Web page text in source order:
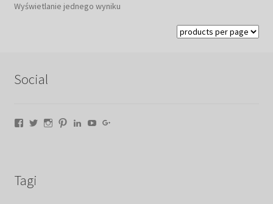
Wyświetlanie jednego wyniku
Social
Facebook
TwitterInstagram
PinterestLinkedIn
YouTube
Tagi